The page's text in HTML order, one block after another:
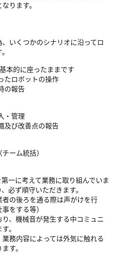
ります。
いくつかのシナリオに沿ってロ
本的に座ったままです
たロボットの操作
の報告
・管理
及び改善点の報告
ーム統括）
一に考えて業務に取り組んでいま
必ず順守いただきます。
の後ろを通る際は声がけを行
をする等）
、機械音が発生する中コミュニ
。
務内容によっては外気に触れる
す。